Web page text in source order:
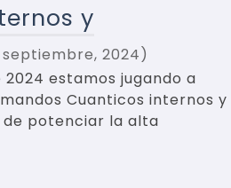
y
septiembre, 2024
estamos jugando a
Cuanticos internos y
potenciar la alta